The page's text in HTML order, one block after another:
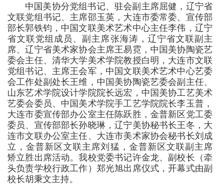
中国美协分党组书记、驻会副主席屈健，辽宁省
文联党组书记、主席邵玉英，大连市委常委、宣传部
部长郭铁钧，中国文联美术艺术中心主任李伟，辽宁
省文联党组成员、副主席张海涛，辽宁省文联副主
席、辽宁省美术家协会主席王易霓，中国美协陶瓷艺
委会主任、清华大学美术学院教授白明， 大连市文联
党组书记、主席王会军， 中国文联美术艺术中心艺委
会工作处副处长王维，中国美协陶瓷艺委会副主任、
山东艺术学院设计学院院长远宏，中国美协工艺美术
艺委会委员、中国美术学院手工艺学院院长李玉普，
大连市委宣传部办公室主任陈跃胜，金普新区党工委
委员、宣传部部长孙晓琳，辽宁美协秘书长王冬，大
连市文联办公室主任、大连市美术家协会秘书长刘成
立，金普新区文联主席刘猛，金普新区文联副主席
矫立胜出席活动。我校党委书记许金龙、副校长（牵
头负责学校行政工作）郑光旭出席仪式，开幕式由副
校长胡秉文主持。